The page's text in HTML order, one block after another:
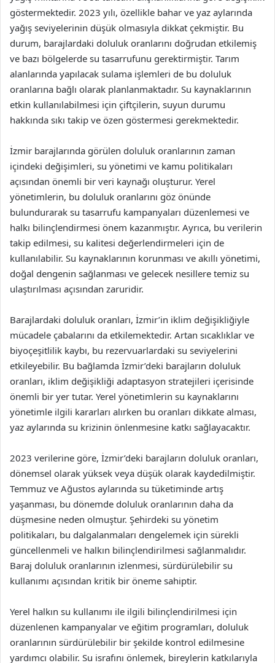
göstermektedir. 2023 yılı, özellikle bahar ve yaz aylarında
yağış seviyelerinin düşük olmasıyla dikkat çekmiştir. Bu
durum, barajlardaki doluluk oranlarını doğrudan etkilemiş
ve bazı bölgelerde su tasarrufunu gerektirmiştir. Tarım
alanlarında yapılacak sulama işlemleri de bu doluluk
oranlarına bağlı olarak planlanmaktadır. Su kaynaklarının
etkin kullanılabilmesi için çiftçilerin, suyun durumu
hakkında sıkı takip ve özen göstermesi gerekmektedir.
İzmir barajlarında görülen doluluk oranlarının zaman
içindeki değişimleri, su yönetimi ve kamu politikaları
açısından önemli bir veri kaynağı oluşturur. Yerel
yönetimlerin, bu doluluk oranlarını göz önünde
bulundurarak su tasarrufu kampanyaları düzenlemesi ve
halkı bilinçlendirmesi önem kazanmıştır. Ayrıca, bu verilerin
takip edilmesi, su kalitesi değerlendirmeleri için de
kullanılabilir. Su kaynaklarının korunması ve akıllı yönetimi,
doğal dengenin sağlanması ve gelecek nesillere temiz su
ulaştırılması açısından zaruridir.
Barajlardaki doluluk oranları, İzmir’in iklim değişikliğiyle
mücadele çabalarını da etkilemektedir. Artan sıcaklıklar ve
biyoçeşitlilik kaybı, bu rezervuarlardaki su seviyelerini
etkileyebilir. Bu bağlamda İzmir’deki barajların doluluk
oranları, iklim değişikliği adaptasyon stratejileri içerisinde
önemli bir yer tutar. Yerel yönetimlerin su kaynaklarını
yönetimle ilgili kararları alırken bu oranları dikkate alması,
yaz aylarında su krizinin önlenmesine katkı sağlayacaktır.
2023 verilerine göre, İzmir’deki barajların doluluk oranları,
dönemsel olarak yüksek veya düşük olarak kaydedilmiştir.
Temmuz ve Ağustos aylarında su tüketiminde artış
yaşanması, bu dönemde doluluk oranlarının daha da
düşmesine neden olmuştur. Şehirdeki su yönetim
politikaları, bu dalgalanmaları dengelemek için sürekli
güncellenmeli ve halkın bilinçlendirilmesi sağlanmalıdır.
Baraj doluluk oranlarının izlenmesi, sürdürülebilir su
kullanımı açısından kritik bir öneme sahiptir.
Yerel halkın su kullanımı ile ilgili bilinçlendirilmesi için
düzenlenen kampanyalar ve eğitim programları, doluluk
oranlarının sürdürülebilir bir şekilde kontrol edilmesine
yardımcı olabilir. Su israfını önlemek, bireylerin katkılarıyla